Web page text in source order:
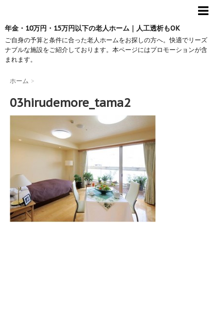
年金・10万円・15万円以下の老人ホーム｜人工透析もOK
ご自身の予算と条件に合った老人ホームをお探しの方へ。快適でリーズ
ナブルな施設をご紹介しております。本ページにはプロモーションが含
まれます。
ホーム >
03hirudemore_tama2